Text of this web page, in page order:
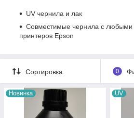
UV чернила и лак
Совместимые чернила с любыми
принтеров Epson
Сортировка 0
Новинка UV